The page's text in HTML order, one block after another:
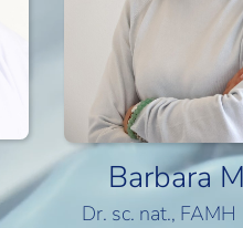
Barbara
Dr. sc. nat., FAMH